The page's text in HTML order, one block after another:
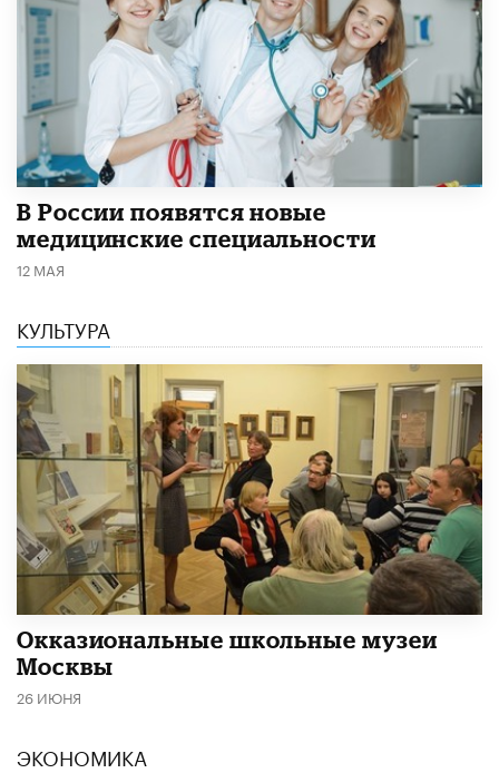
В России появятся новые
медицинские специальности
12 МАЯ
КУЛЬТУРА
​Окказиональные школьные музеи
Москвы
26 ИЮНЯ
ЭКОНОМИКА